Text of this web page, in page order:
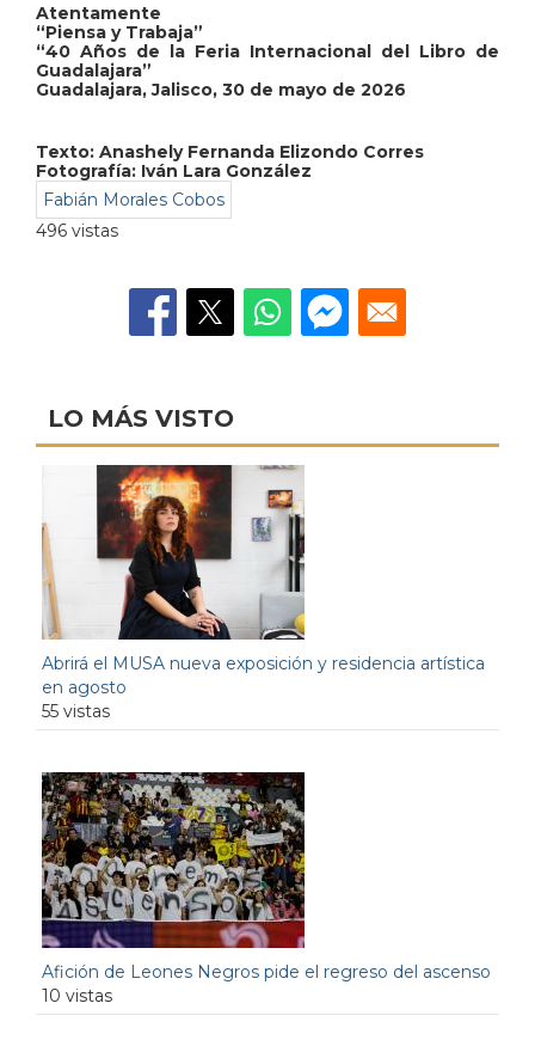
Atentamente
“Piensa y Trabaja”
“40 Años de la Feria Internacional del Libro de
Guadalajara”
Guadalajara, Jalisco, 30 de mayo de 2026
Texto: Anashely Fernanda Elizondo Corres
Fotografía: Iván Lara González
Fabián Morales Cobos
496 vistas
LO MÁS VISTO
Abrirá el MUSA nueva exposición y residencia artística
en agosto
55 vistas
Afición de Leones Negros pide el regreso del ascenso
10 vistas